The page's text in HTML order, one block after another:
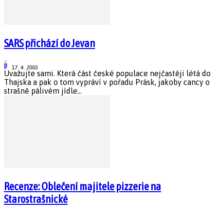
SARS přichází do Jevan
17. 4. 2003
0
Uvažujte sami. Která část české populace nejčastěji létá do
Thajska a pak o tom vypráví v pořadu Prásk, jakoby cancy o
strašně pálivém jídle...
Recenze: Oblečení majitele pizzerie na
Starostrašnické